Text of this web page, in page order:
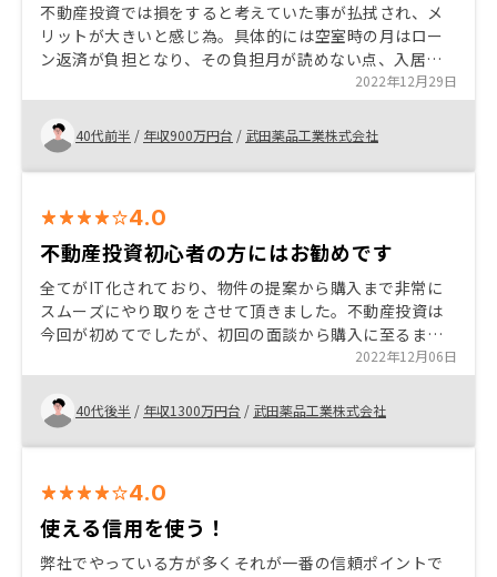
不動産投資では損をすると考えていた事が払拭され、メ
リットが大きいと感じ為。具体的には空室時の月はロー
ン返済が負担となり、その負担月が読めない点、入居者
が入れ替わる度に多額の費用が発生し、不動産投資は保
有しているだけ赤字になり、儲けるには良い物件を良い
タイミングで売るしかなく、損をするケースの方が多い
と考えていた。しかし、空室補償や設備管理のサービス
があり、素人でも投資になると考えた。 人それぞれだと
など、アプリ広告で頻繁に目にする事が多く、見る度に
不安になる。理由としてアプリ広告を行なっている企
業、製品に対する信頼が私には無い。
2022年12月29日
40代前半 / 年収900万円台 / 武田薬品工業株式会社
4.0
不動産投資初心者の方にはお勧めです
全てがIT化されており、物件の提案から購入まで非常に
スムーズにやり取りをさせて頂きました。不動産投資は
今回が初めてでしたが、初回の面談から購入に至るま
で、不明な点はセールスの方が丁寧に説明して頂き、納
得して購入の決断をすることができました。 客も物件検
索ができるようにする
2022年12月06日
40代後半 / 年収1300万円台 / 武田薬品工業株式会社
4.0
使える信用を使う！
弊社でやっている方が多くそれが一番の信頼ポイントで